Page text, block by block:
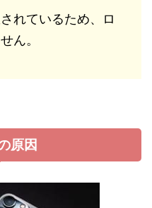
れているため、ロ
ん。
原因